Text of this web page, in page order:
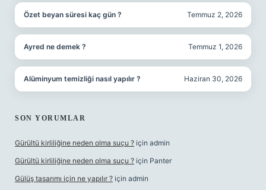
Özet beyan süresi kaç gün ? Temmuz 2, 2026
Ayred ne demek ? Temmuz 1, 2026
Alüminyum temizliği nasıl yapılır ? Haziran 30, 2026
SON YORUMLAR
Gürültü kirliliğine neden olma suçu ? için admin
Gürültü kirliliğine neden olma suçu ? için Panter
Gülüş tasarımı için ne yapılır ? için admin